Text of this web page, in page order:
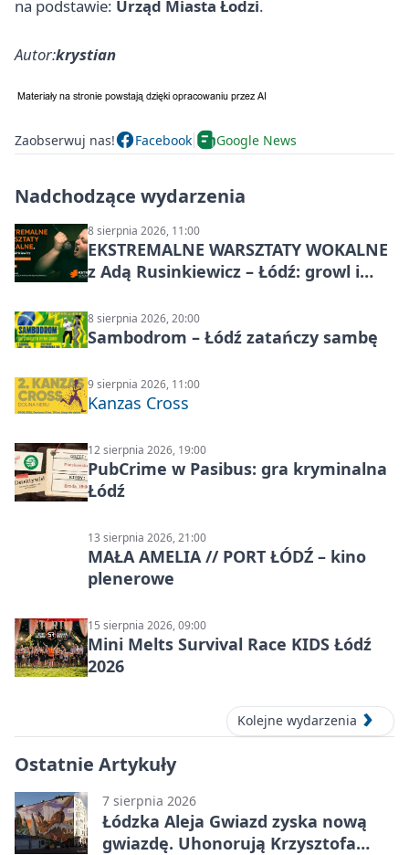
na podstawie: Urząd Miasta Łodzi.
Autor:krystian
Zaobserwuj nas! Facebook Google News
Nadchodzące wydarzenia
8 sierpnia 2026, 11:00
EKSTREMALNE WARSZTATY WOKALNE
z Adą Rusinkiewicz – Łódź: growl i
8 sierpnia 2026, 20:00
Sambodrom – Łódź zatańczy sambę
9 sierpnia 2026, 11:00
Kanzas Cross
12 sierpnia 2026, 19:00
PubCrime w Pasibus: gra kryminalna
Łódź
13 sierpnia 2026, 21:00
MAŁA AMELIA // PORT ŁÓDŹ – kino
plenerowe
15 sierpnia 2026, 09:00
Mini Melts Survival Race KIDS Łódź
2026
Kolejne wydarzenia
Ostatnie Artykuły
7 sierpnia 2026
Łódzka Aleja Gwiazd zyska nową
gwiazdę. Uhonorują Krzysztofa